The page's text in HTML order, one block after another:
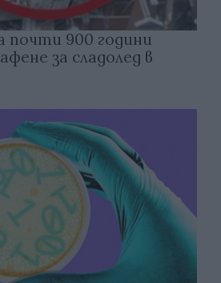
почти 900 години
за сладолед в